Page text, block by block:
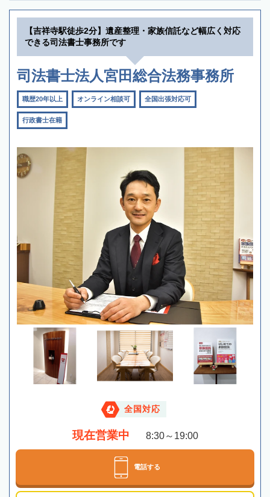
【吉祥寺駅徒歩2分】遺産整理・家族信託など幅広く対応
できる司法書士事務所です
司法書士法人宮田総合法務事務所
職歴20年以上 オンライン相談可 全国出張対応可
行政書士在籍
全国対応
現在営業中 8:30～19:00
電話する